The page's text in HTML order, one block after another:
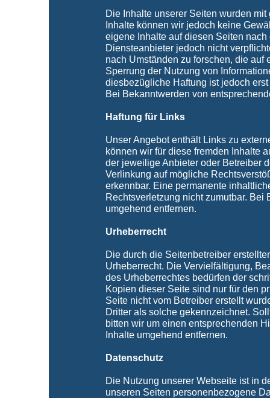
Die Inhalte unserer Seiten wurden
Inhalte können wir jedoch keine
eigene Inhalte auf diesen Seiten
Diensteanbieter jedoch nicht
nach Umständen zu forschen, die
Sperrung der Nutzung von
diesbezügliche Haftung ist jedoch
Bei Bekanntwerden von
Haftung für Links
Unser Angebot enthält Links zu
können wir für diese fremden Inhalte
der jeweilige Anbieter oder Betreiber
Verlinkung auf mögliche
erkennbar. Eine permanente
Rechtsverletzung nicht zumutbar.
umgehend entfernen.
Urheberrecht
Die durch die Seitenbetreiber
Urheberrecht. Die Vervielfältigung,
des Urheberrechtes bedürfen der
Kopien dieser Seite sind nur für den
Seite nicht vom Betreiber erstellt
Dritter als solche gekennzeichnet.
bitten wir um einen entsprechenden
Inhalte umgehend entfernen.
Datenschutz
Die Nutzung unserer Webseite ist in
unseren Seiten personenbezogene